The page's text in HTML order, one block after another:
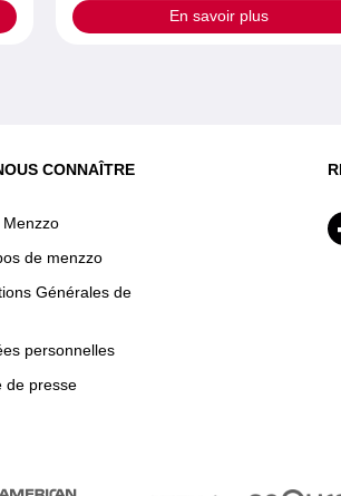
En savoir plus
CONNAÎTRE
de menzzo
Générales de
personnelles
de presse